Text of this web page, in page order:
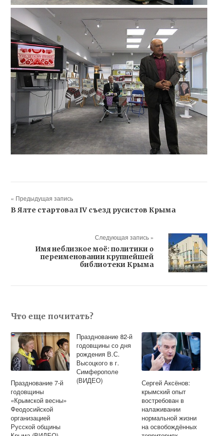
« Предыдущая запись
В Ялте стартовал IV съезд русистов Крыма
Следующая запись »
Имя неблизкое моё: политики о
переименовании крупнейшей
библиотеки Крыма
Что еще почитать?
Празднование 7-й
годовщины
«Крымской весны»
Феодосийской
организацией
Русской общины
Празднование 82-й
годовщины со дня
рождения В.С.
Высоцкого в г.
Симферополе
(ВИДЕО)
Сергей Аксёнов:
крымский опыт
востребован в
налаживании
нормальной жизни
на освобождённых